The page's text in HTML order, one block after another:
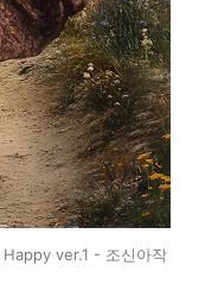
ver.1 - 조신아작